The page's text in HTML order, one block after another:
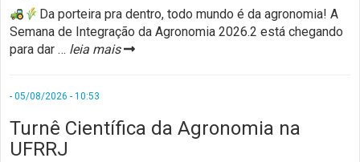
Da porteira pra dentro, todo mundo é da agronomia! ​A
Semana de Integração da Agronomia 2026.2 está chegando
para dar… leia mais
- 05/08/2026 - 10:53
Turnê Científica da Agronomia na
UFRRJ